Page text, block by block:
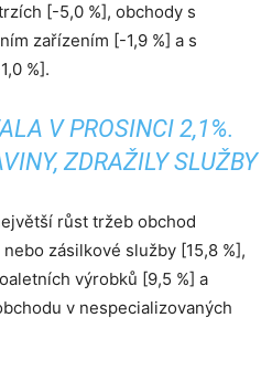
[-5,0 %], obchody s
zařízením [-1,9 %] a s
%].
V PROSINCI 2,1%.
ZDRAŽILY SLUŽBY
růst tržeb obchod
zásilkové služby [15,8 %],
výrobků [9,5 %] a
v nespecializovaných